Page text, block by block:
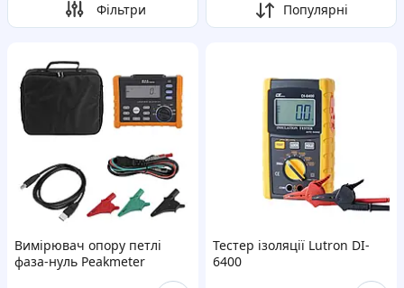
Фільтри Популярні
Вимірювач опору петлі
фаза-нуль Peakmeter
Тестер ізоляції Lutron DI-
6400